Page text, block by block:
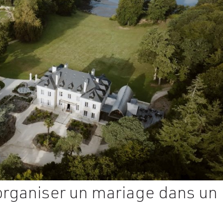
un mariage dans un